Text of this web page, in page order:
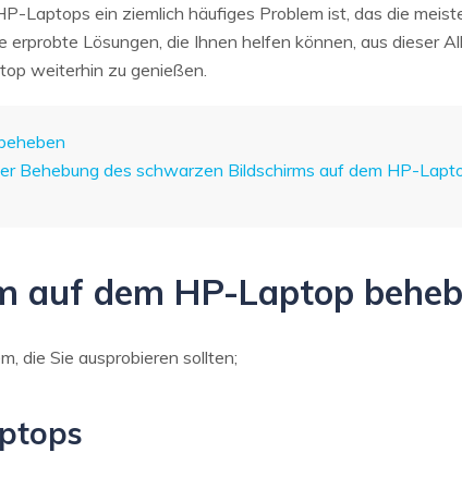
Laptops ein ziemlich häufiges Problem ist, das die
Lösungen, die Ihnen helfen können, aus dieser
weiterhin zu genießen.
Behebung des schwarzen Bildschirms auf dem HP-
auf dem HP-Laptop
die Sie ausprobieren sollten;